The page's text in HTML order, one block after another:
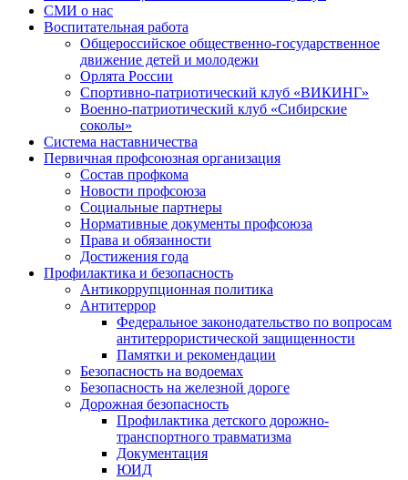
СМИ о нас
Воспитательная работа
Общероссийское общественно-государственное
движение детей и молодежи
Орлята России
Спортивно-патриотический клуб «ВИКИНГ»
Военно-патриотический клуб «Сибирские
соколы»
Система наставничества
Первичная профсоюзная организация
Состав профкома
Новости профсоюза
Социальные партнеры
Нормативные документы профсоюза
Права и обязанности
Достижения года
Профилактика и безопасность
Антикоррупционная политика
Антитеррор
Федеральное законодательство по вопросам
антитеррористической защищенности
Памятки и рекомендации
Безопасность на водоемах
Безопасность на железной дороге
Дорожная безопасность
Профилактика детского дорожно-
транспортного травматизма
Документация
ЮИД